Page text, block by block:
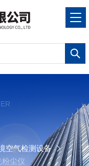
空气检测设备
尘仪